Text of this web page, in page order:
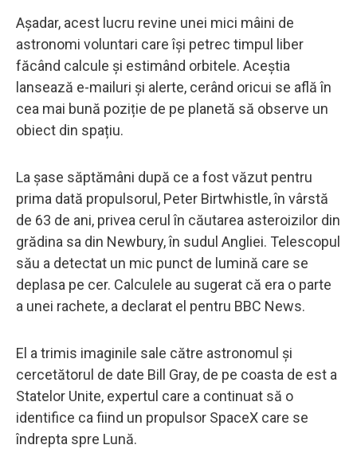
Așadar, acest lucru revine unei mici mâini de
astronomi voluntari care își petrec timpul liber
făcând calcule și estimând orbitele. Aceștia
lansează e-mailuri și alerte, cerând oricui se află în
cea mai bună poziție de pe planetă să observe un
obiect din spațiu.
La șase săptămâni după ce a fost văzut pentru
prima dată propulsorul, Peter Birtwhistle, în vârstă
de 63 de ani, privea cerul în căutarea asteroizilor din
grădina sa din Newbury, în sudul Angliei. Telescopul
său a detectat un mic punct de lumină care se
deplasa pe cer. Calculele au sugerat că era o parte
a unei rachete, a declarat el pentru BBC News.
El a trimis imaginile sale către astronomul și
cercetătorul de date Bill Gray, de pe coasta de est a
Statelor Unite, expertul care a continuat să o
identifice ca fiind un propulsor SpaceX care se
îndrepta spre Lună.